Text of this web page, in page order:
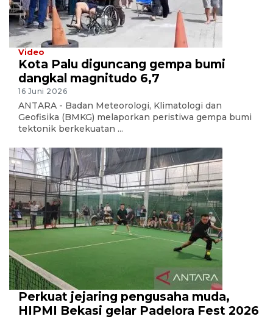
Video
Kota Palu diguncang gempa bumi
dangkal magnitudo 6,7
16 Juni 2026
ANTARA - Badan Meteorologi, Klimatologi dan
Geofisika (BMKG) melaporkan peristiwa gempa bumi
tektonik berkekuatan ...
Perkuat jejaring pengusaha muda,
HIPMI Bekasi gelar Padelora Fest 2026